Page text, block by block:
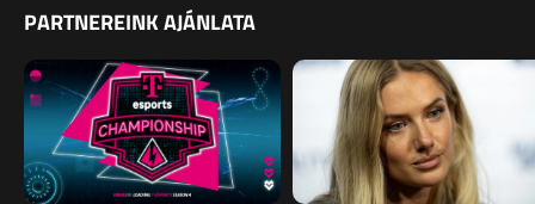
PARTNEREINK AJÁNLATA